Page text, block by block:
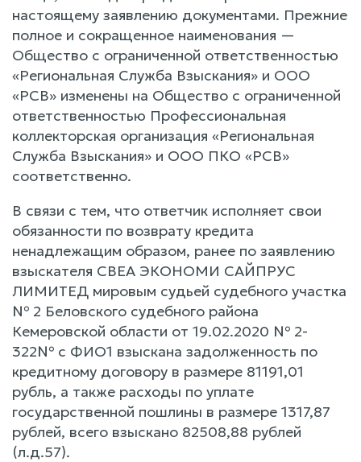
настоящему заявлению документами. Прежние
полное и сокращенное наименования —
Общество с ограниченной ответственностью
«Региональная Служба Взыскания» и ООО
«РСВ» изменены на Общество с ограниченной
ответственностью Профессиональная
коллекторская организация «Региональная
Служба Взыскания» и ООО ПКО «РСВ»
соответственно.
В связи с тем, что ответчик исполняет свои
обязанности по возврату кредита
ненадлежащим образом, ранее по заявлению
взыскателя СВЕА ЭКОНОМИ САЙПРУС
ЛИМИТЕД мировым судьей судебного участка
№ 2 Беловского судебного района
Кемеровской области от 19.02.2020 № 2-
322№ с ФИО1 взыскана задолженность по
кредитному договору в размере 81191,01
рубль, а также расходы по уплате
государственной пошлины в размере 1317,87
рублей, всего взыскано 82508,88 рублей
(л.д.57).